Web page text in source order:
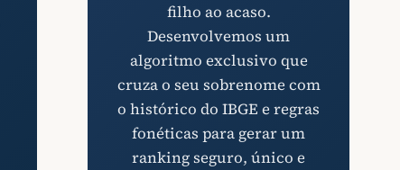
filho ao acaso.
Desenvolvemos um
algoritmo exclusivo que
cruza o seu sobrenome com
o histórico do IBGE e regras
fonéticas para gerar um
ranking seguro, único e